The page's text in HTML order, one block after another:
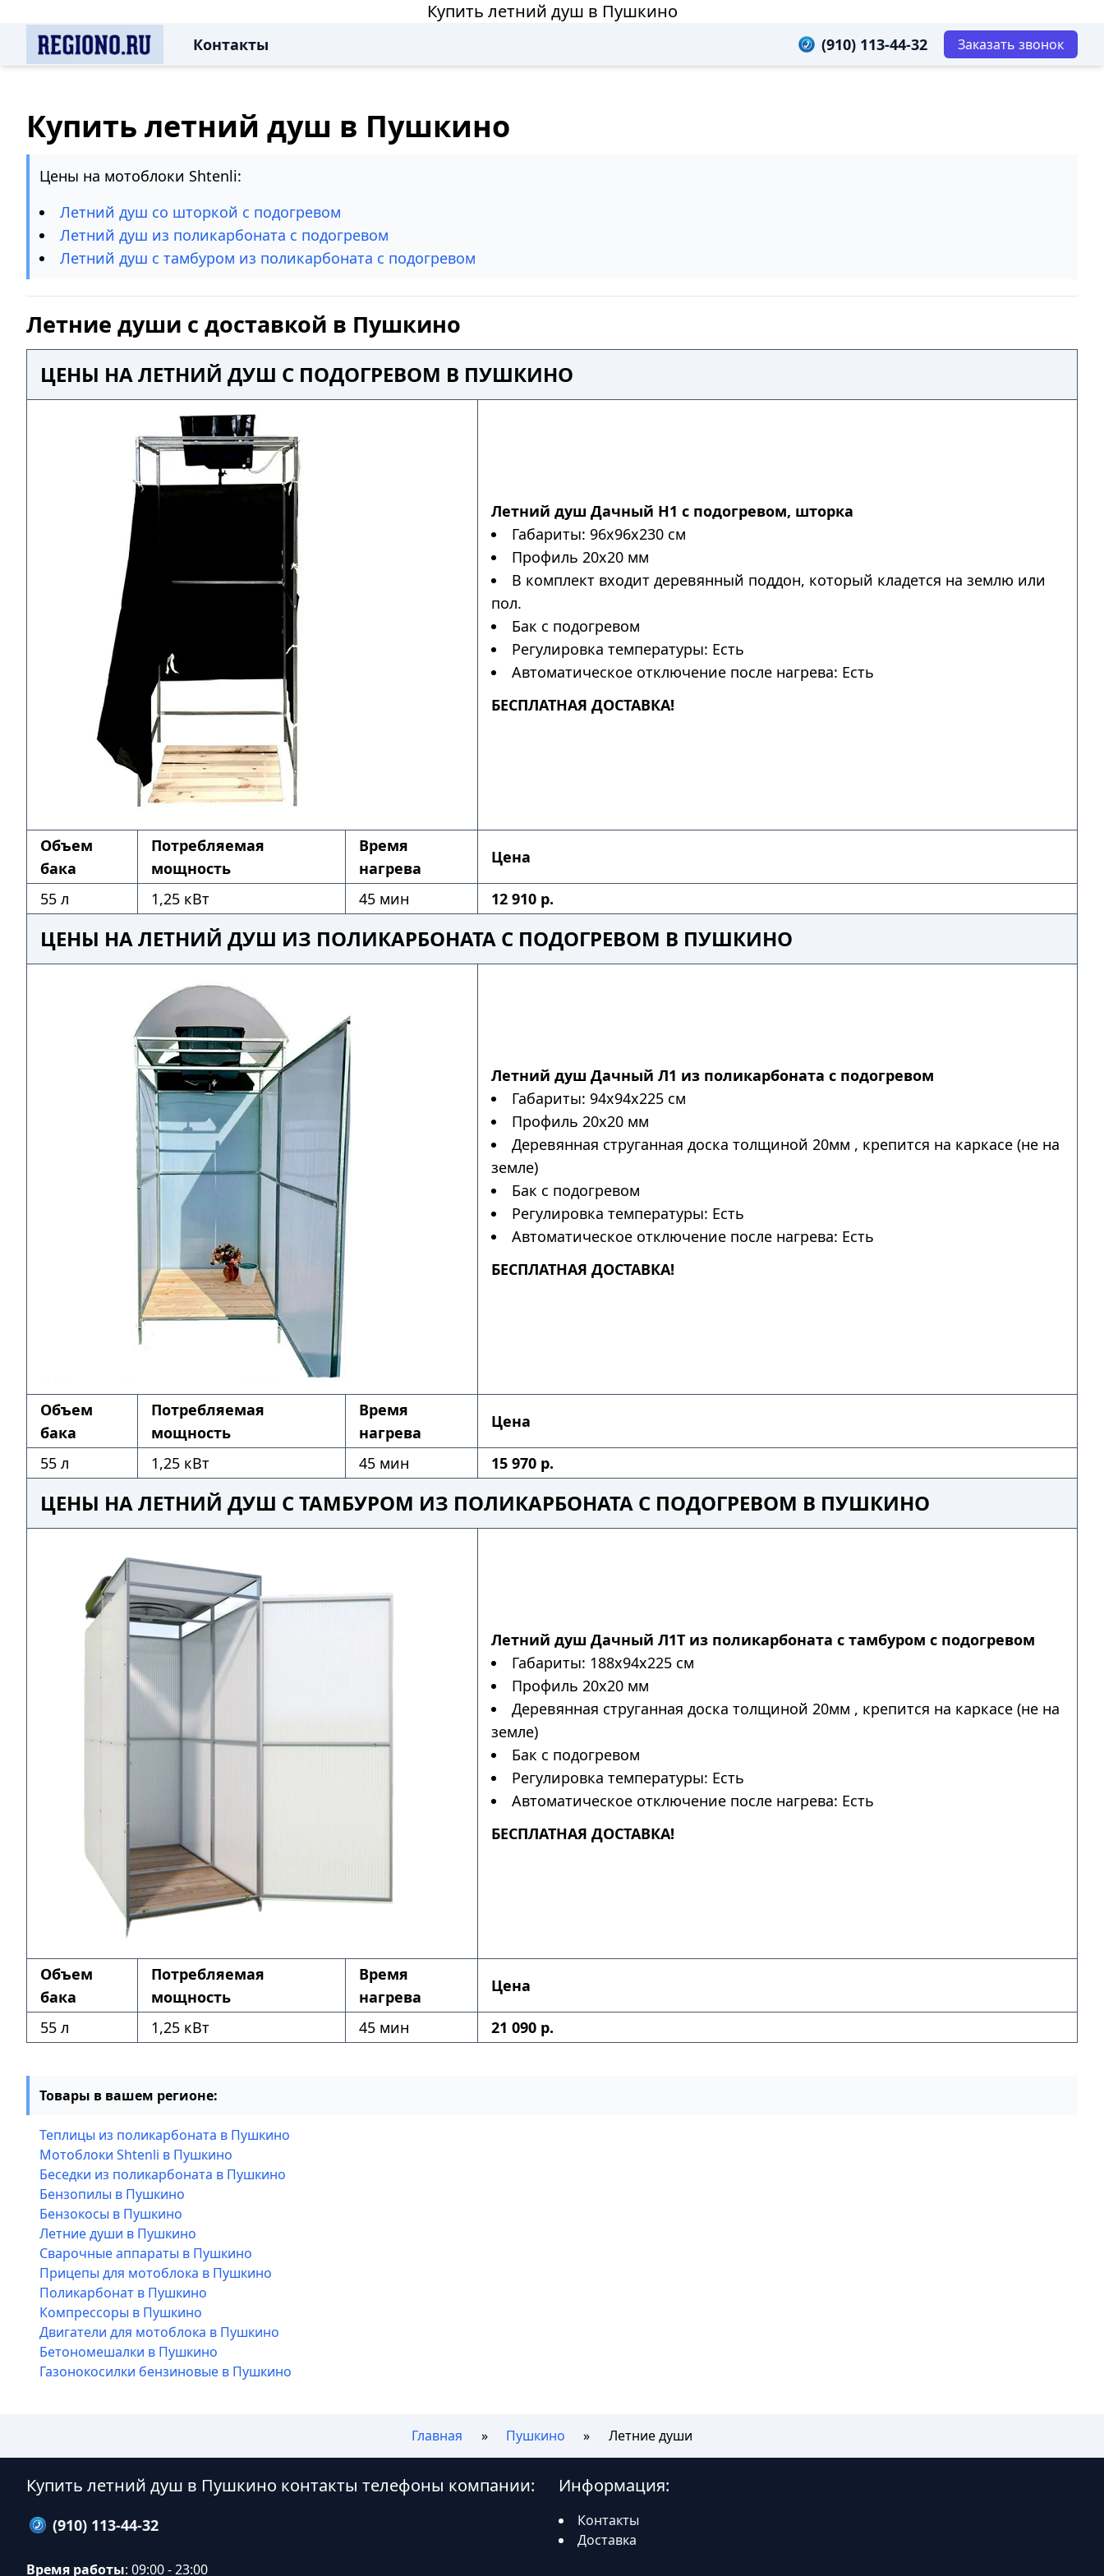
Купить летний душ в Пушкино
Контакты (910) 113-44-32 Заказать звонок
Купить летний душ в Пушкино
Цены на мотоблоки Shtenli:
Летний душ со шторкой с подогревом
Летний душ из поликарбоната с подогревом
Летний душ с тамбуром из поликарбоната с подогревом
Летние души с доставкой в Пушкино
ЦЕНЫ НА ЛЕТНИЙ ДУШ С ПОДОГРЕВОМ В ПУШКИНО
Летний душ Дачный Н1 с подогревом, шторка
Габариты: 96х96х230 см
Профиль 20х20 мм
В комплект входит деревянный поддон, который кладется на землю или
пол.
Бак с подогревом
Регулировка температуры: Есть
Автоматическое отключение после нагрева: Есть
БЕСПЛАТНАЯ ДОСТАВКА!
Объем
бака
Потребляемая
мощность
Время
нагрева
Цена
55 л 1,25 кВт 45 мин 12 910 р.
ЦЕНЫ НА ЛЕТНИЙ ДУШ ИЗ ПОЛИКАРБОНАТА С ПОДОГРЕВОМ В ПУШКИНО
Летний душ Дачный Л1 из поликарбоната с подогревом
Габариты: 94х94х225 см
Профиль 20х20 мм
Деревянная струганная доска толщиной 20мм , крепится на каркасе (не на
земле)
Бак с подогревом
Регулировка температуры: Есть
Автоматическое отключение после нагрева: Есть
БЕСПЛАТНАЯ ДОСТАВКА!
Объем
бака
Потребляемая
мощность
Время
нагрева
Цена
55 л 1,25 кВт 45 мин 15 970 р.
ЦЕНЫ НА ЛЕТНИЙ ДУШ С ТАМБУРОМ ИЗ ПОЛИКАРБОНАТА С ПОДОГРЕВОМ В ПУШКИНО
Летний душ Дачный Л1Т из поликарбоната с тамбуром с подогревом
Габариты: 188х94х225 см
Профиль 20х20 мм
Деревянная струганная доска толщиной 20мм , крепится на каркасе (не на
земле)
Бак с подогревом
Регулировка температуры: Есть
Автоматическое отключение после нагрева: Есть
БЕСПЛАТНАЯ ДОСТАВКА!
Объем
бака
Потребляемая
мощность
Время
нагрева
Цена
55 л 1,25 кВт 45 мин 21 090 р.
Товары в вашем регионе:
Теплицы из поликарбоната в Пушкино
Мотоблоки Shtenli в Пушкино
Беседки из поликарбоната в Пушкино
Бензопилы в Пушкино
Бензокосы в Пушкино
Летние души в Пушкино
Сварочные аппараты в Пушкино
Прицепы для мотоблока в Пушкино
Поликарбонат в Пушкино
Компрессоры в Пушкино
Двигатели для мотоблока в Пушкино
Бетономешалки в Пушкино
Газонокосилки бензиновые в Пушкино
Главная Пушкино Летние души
Купить летний душ в Пушкино контакты телефоны компании:
(910) 113-44-32
Время работы: 09:00 - 23:00
Информация:
Контакты
Доставка